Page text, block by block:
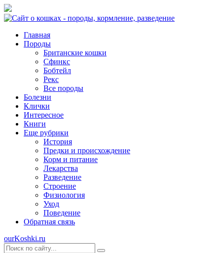
Главная
Породы
Британские кошки
Сфинкс
Бобтейл
Рекс
Все породы
Болезни
Клички
Интересное
Книги
Еще рубрики
История
Предки и происхождение
Корм и питание
Лекарства
Разведение
Строение
Физиология
Уход
Поведение
Обратная связь
ourKoshki.ru